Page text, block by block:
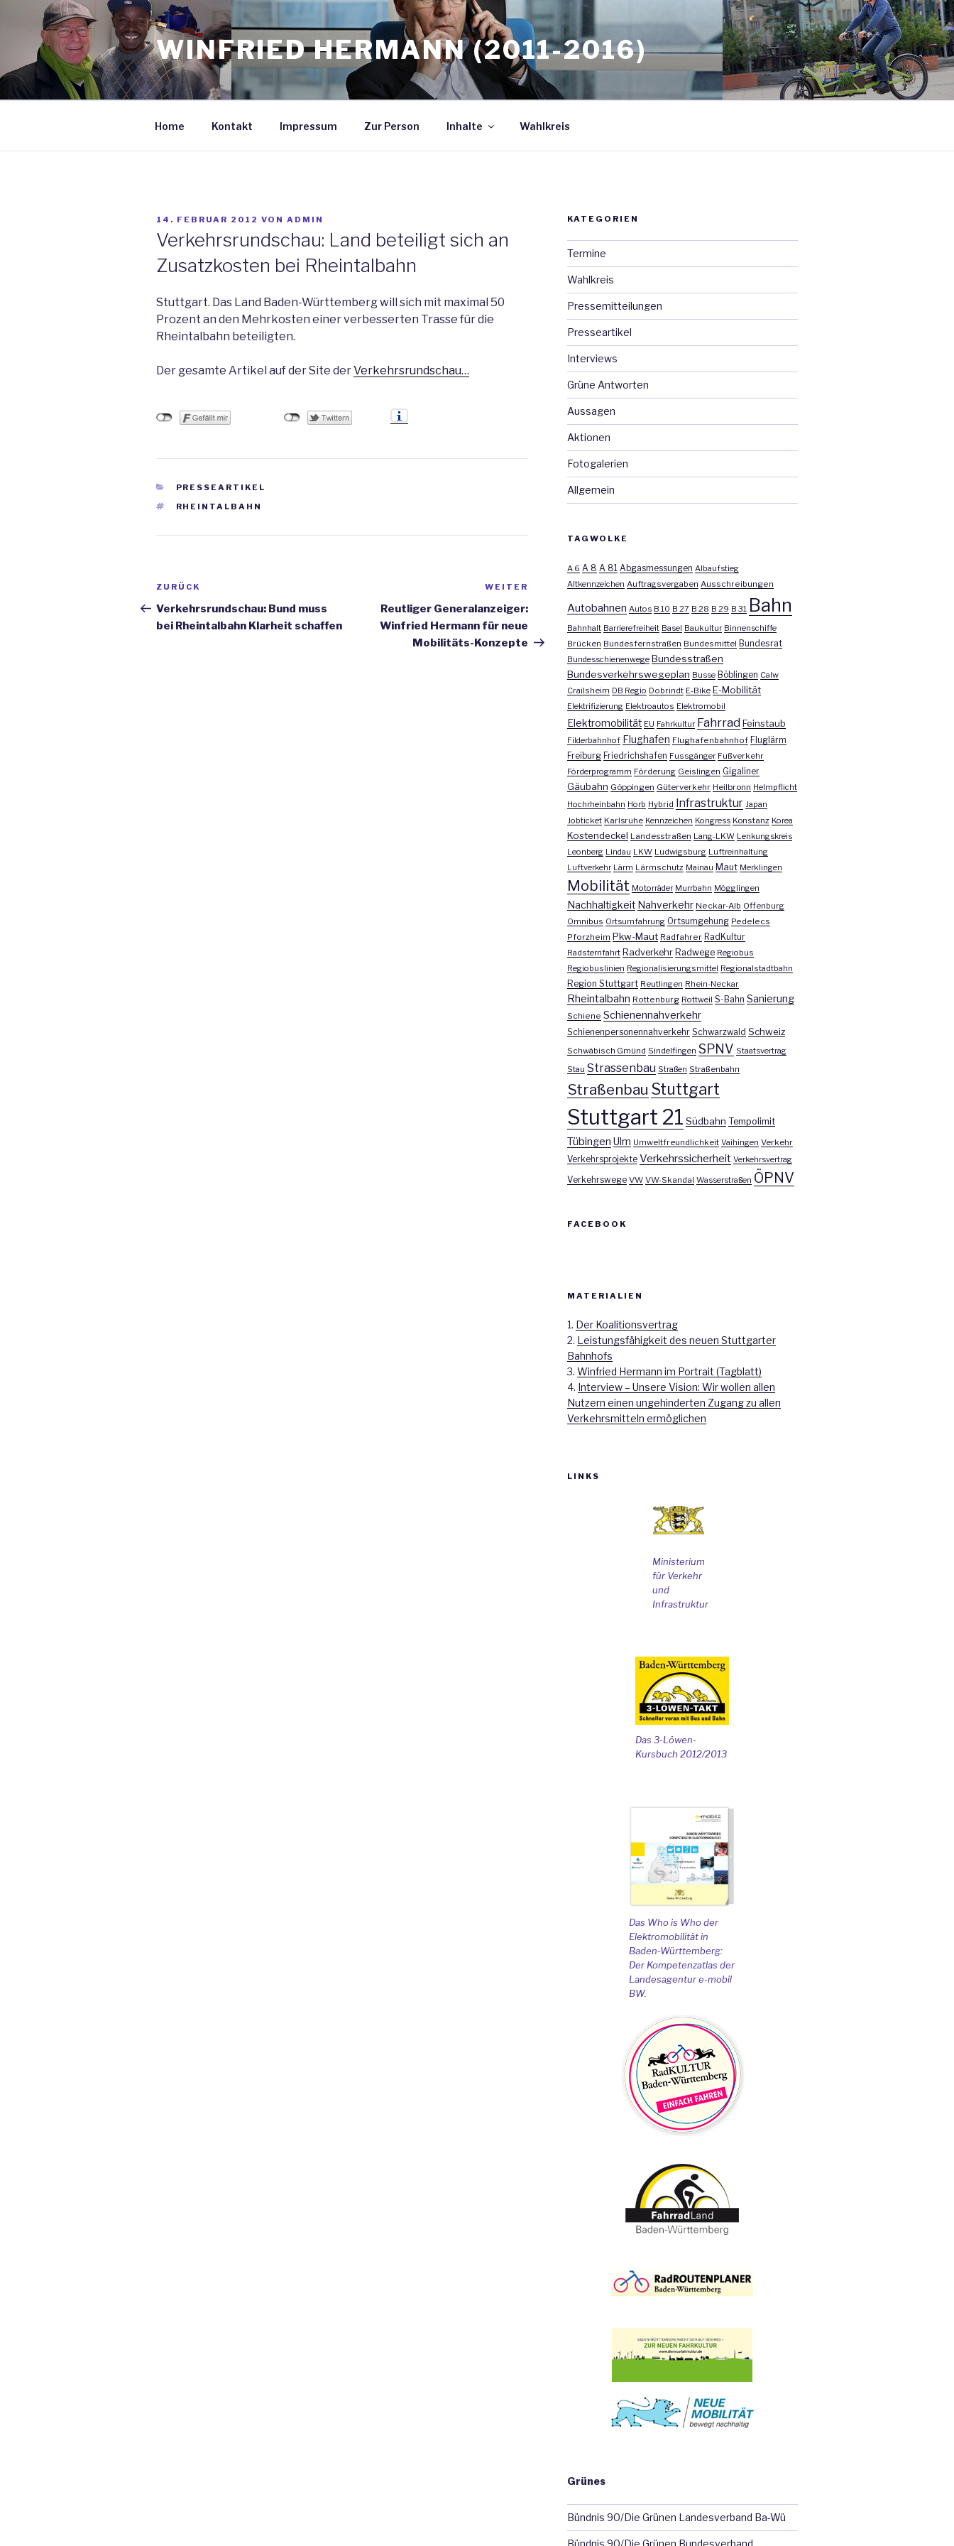
springen
WINFRIED HERMANN (2011-2016)
Home Kontakt Impressum Zur Person Inhalte Wahlkreis
VERÖFFENTLICHT
AM
14. FEBRUAR 2012 VON ADMIN
Verkehrsrundschau: Land beteiligt sich an
Zusatzkosten bei Rheintalbahn
Stuttgart. Das Land Baden-Württemberg will sich mit maximal 50
Prozent an den Mehrkosten einer verbesserten Trasse für die
Rheintalbahn beteiligten.
Der gesamte Artikel auf der Site derVerkehrsrundschau…
KATEGORIEN
PRESSEARTIKEL
SCHLAGWÖRTER
RHEINTALBAHN
Beitrags-
Navigation
Vorheriger
Beitrag
ZURÜCK
Verkehrsrundschau: Bund muss
bei Rheintalbahn Klarheit schaffen
Nächster
Beitrag
WEITER
Reutliger Generalanzeiger:
Winfried Hermann für neue
Mobilitäts-Konzepte
KATEGORIEN
Termine
Wahlkreis
Pressemitteilungen
Presseartikel
Interviews
Grüne Antworten
Aussagen
Aktionen
Fotogalerien
Allgemein
TAGWOLKE
A 6 A 8 A 81 Abgasmessungen Albaufstieg
Altkennzeichen Auftragsvergaben Ausschreibungen
Autobahnen Autos B 10 B 27 B 28 B 29 B 31 Bahn
Bahnhalt Barrierefreiheit Basel Baukultur Binnenschiffe
Brücken Bundesfernstraßen Bundesmittel Bundesrat
Bundesschienenwege Bundesstraßen
Bundesverkehrswegeplan Busse Böblingen Calw
Crailsheim DB Regio Dobrindt E-Bike E-Mobilität
Elektrifizierung Elektroautos Elektromobil
Elektromobilität EU Fahrkultur Fahrrad Feinstaub
Filderbahnhof Flughafen Flughafenbahnhof Fluglärm
Freiburg Friedrichshafen Fussgänger Fußverkehr
Förderprogramm Förderung Geislingen Gigaliner
Gäubahn Göppingen Güterverkehr Heilbronn Helmpflicht
Hochrheinbahn Horb Hybrid Infrastruktur Japan
Jobticket Karlsruhe Kennzeichen Kongress Konstanz Korea
Kostendeckel Landesstraßen Lang-LKW Lenkungskreis
Leonberg Lindau LKW Ludwigsburg Luftreinhaltung
Luftverkehr Lärm Lärmschutz Mainau Maut Merklingen
Mobilität Motorräder Murrbahn Mögglingen
Nachhaltigkeit Nahverkehr Neckar-Alb Offenburg
Omnibus Ortsumfahrung Ortsumgehung Pedelecs
Pforzheim Pkw-Maut Radfahrer RadKultur
Radsternfahrt Radverkehr Radwege Regiobus
Regiobuslinien Regionalisierungsmittel Regionalstadtbahn
Region Stuttgart Reutlingen Rhein-Neckar
Rheintalbahn Rottenburg Rottweil S-Bahn Sanierung
Schiene Schienennahverkehr
Schienenpersonennahverkehr Schwarzwald Schweiz
Schwäbisch Gmünd Sindelfingen SPNV Staatsvertrag
Stau Strassenbau Straßen Straßenbahn
Straßenbau Stuttgart
Stuttgart 21 Südbahn Tempolimit
Tübingen Ulm Umweltfreundlichkeit Vaihingen Verkehr
Verkehrsprojekte Verkehrssicherheit Verkehrsvertrag
Verkehrswege VW VW-Skandal Wasserstraßen ÖPNV
FACEBOOK
MATERIALIEN
1. Der Koalitionsvertrag
2. Leistungsfähigkeit des neuen Stuttgarter
Bahnhofs
3. Winfried Hermann im Portrait (Tagblatt)
4. Interview – Unsere Vision: Wir wollen allen
Nutzern einen ungehinderten Zugang zu allen
Verkehrsmitteln ermöglichen
LINKS
Ministerium
für Verkehr
und
Infrastruktur
Das 3-Löwen-
Kursbuch 2012/2013
Das Who is Who der
Elektromobilität in
Baden-Württemberg:
Der Kompetenzatlas der
Landesagentur e-mobil
BW.
Grünes
Bündnis 90/Die Grünen Landesverband Ba-Wü